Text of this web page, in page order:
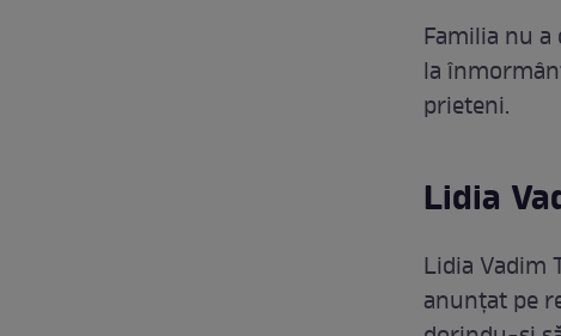
Familia nu
la
prieteni.
Lidia
Lidia Vadim
anunțat pe